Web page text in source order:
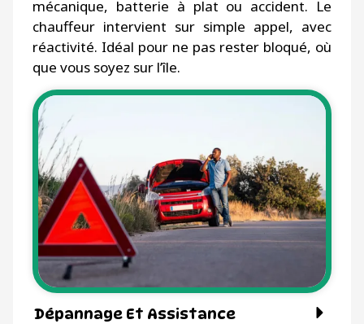
mécanique, batterie à plat ou accident. Le
chauffeur intervient sur simple appel, avec
réactivité. Idéal pour ne pas rester bloqué, où
que vous soyez sur l’île.
Dépannage Et Assistance